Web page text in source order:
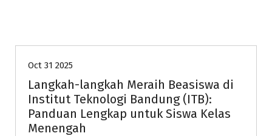
Oct 31 2025
Langkah-langkah Meraih Beasiswa di
Institut Teknologi Bandung (ITB):
Panduan Lengkap untuk Siswa Kelas
Menengah